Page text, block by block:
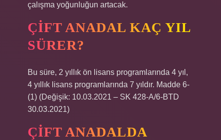
çalışma yoğunluğun artacak.
ÇIFT ANADAL KAÇ YIL
SÜRER?
Bu süre, 2 yıllık ön lisans programlarında 4 yıl,
4 yıllık lisans programlarında 7 yıldır. Madde 6-
(1) (Değişik: 10.03.2021 – SK 428-A/6-BTD
30.03.2021)
ÇIFT ANADALDA